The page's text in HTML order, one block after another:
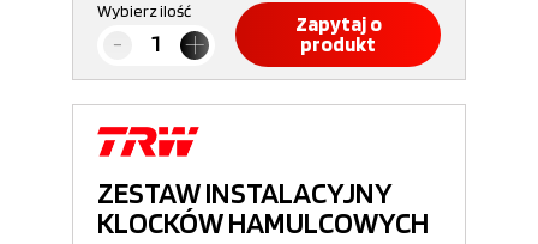
Wybierz ilość
Zapytaj o
produkt
ZESTAW INSTALACYJNY
KLOCKÓW HAMULCOWYCH